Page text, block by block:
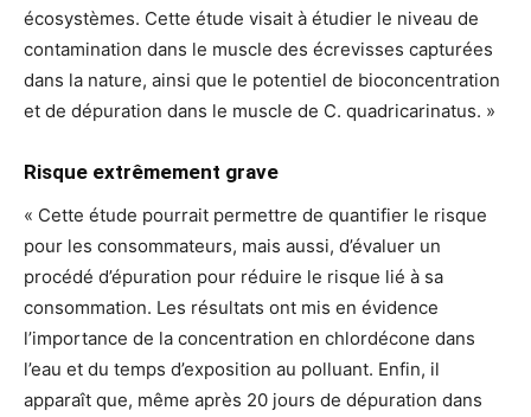
écosystèmes. Cette étude visait à étudier le niveau de
contamination dans le muscle des écrevisses capturées
dans la nature, ainsi que le potentiel de bioconcentration
et de dépuration dans le muscle de C. quadricarinatus. »
Risque extrêmement grave
« Cette étude pourrait permettre de quantifier le risque
pour les consommateurs, mais aussi, d’évaluer un
procédé d’épuration pour réduire le risque lié à sa
consommation. Les résultats ont mis en évidence
l’importance de la concentration en chlordécone dans
l’eau et du temps d’exposition au polluant. Enfin, il
apparaît que, même après 20 jours de dépuration dans